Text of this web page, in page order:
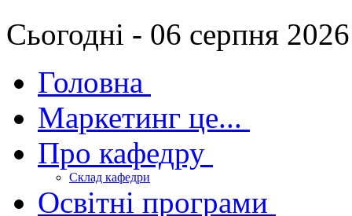
Сьогодні - 06 серпня
Головна
Маркетинг це...
Про кафедру
Склад кафедри
Освітні програми